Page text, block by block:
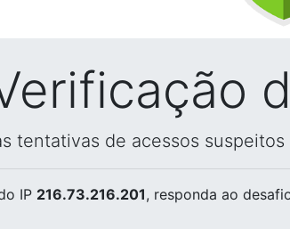
tentativas de acessos
IP 216.73.216.201, responda ao